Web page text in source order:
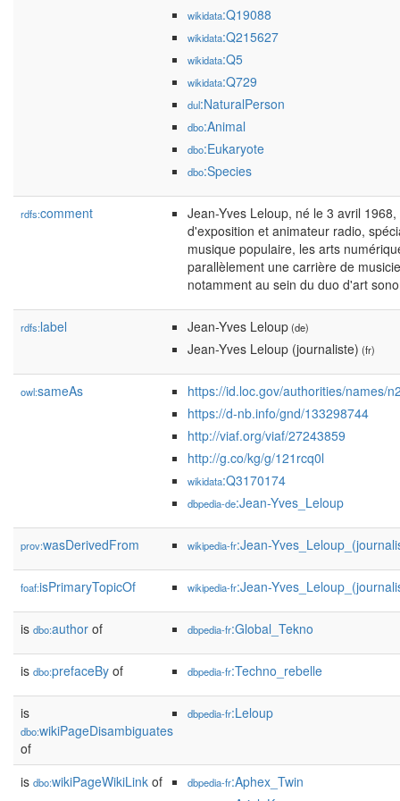
wikidata:Q19088
wikidata:Q215627
wikidata:Q5
wikidata:Q729
dul:NaturalPerson
dbo:Animal
dbo:Eukaryote
dbo:Species
rdfs:comment
Jean-Yves Leloup, né le 3 avril
d'exposition et animateur radio,
musique populaire, les arts
parallèlement une carrière de
notamment au sein du duo d'art
rdfs:label Jean-Yves Leloup(de)
Jean-Yves Leloup (journaliste) (fr)
owl:sameAs
https://id.loc.gov/authorities/names/
https://d-nb.info/gnd/133298744
http://viaf.org/viaf/27243859
http://g.co/kg/g/121rcq0l
wikidata:Q3170174
dbpedia-de:Jean-Yves_Leloup
prov:wasDerivedFrom wikipedia-fr:Jean-
foaf:isPrimaryTopicOf wikipedia-fr:Jean-
is dbo:author of dbpedia-fr:Global_Tekno
is dbo:prefaceBy of dbpedia-fr:Techno_rebelle
is
dbo:wikiPageDisambiguates
of
dbpedia-fr:Leloup
is dbo:wikiPageWikiLink of dbpedia-fr:Aphex_Twin